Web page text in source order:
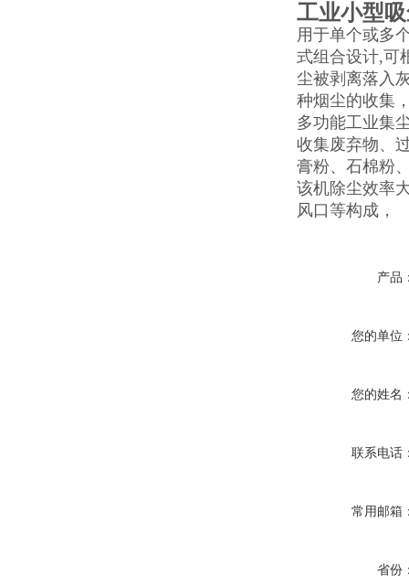
工业小型
用于单个或多
式组合设计,可
尘被剥离落入
种烟尘的收集
多功能工业集
收集废弃物、
膏粉、石棉粉
该机除尘效率
风口等构成，
产品
您的单位
您的姓名
联系电话
常用邮箱
省份